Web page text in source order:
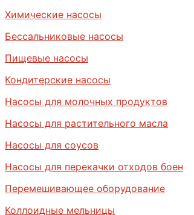
Химические насосы
Бессальниковые насосы
Пищевые насосы
Кондитерские насосы
Насосы для молочных продуктов
Насосы для растительного масла
Насосы для соусов
Насосы для перекачки отходов боен
Перемешивающее оборудование
Коллоидные мельницы